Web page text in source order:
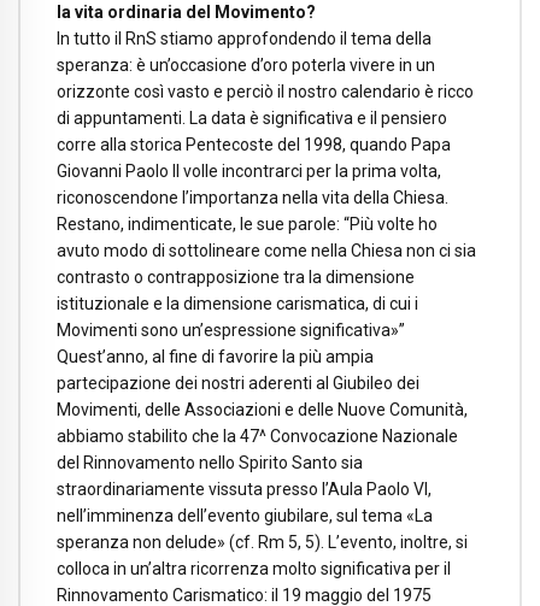
la vita ordinaria del Movimento?
In tutto il RnS stiamo approfondendo il tema della
speranza: è un’occasione d’oro poterla vivere in un
orizzonte così vasto e perciò il nostro calendario è ricco
di appuntamenti. La data è significativa e il pensiero
corre alla storica Pentecoste del 1998, quando Papa
Giovanni Paolo II volle incontrarci per la prima volta,
riconoscendone l’importanza nella vita della Chiesa.
Restano, indimenticate, le sue parole: “Più volte ho
avuto modo di sottolineare come nella Chiesa non ci sia
contrasto o contrapposizione tra la dimensione
istituzionale e la dimensione carismatica, di cui i
Movimenti sono un’espressione significativa»”
Quest’anno, al fine di favorire la più ampia
partecipazione dei nostri aderenti al Giubileo dei
Movimenti, delle Associazioni e delle Nuove Comunità,
abbiamo stabilito che la 47^ Convocazione Nazionale
del Rinnovamento nello Spirito Santo sia
straordinariamente vissuta presso l’Aula Paolo VI,
nell’imminenza dell’evento giubilare, sul tema «La
speranza non delude» (cf. Rm 5, 5). L’evento, inoltre, si
colloca in un’altra ricorrenza molto significativa per il
Rinnovamento Carismatico: il 19 maggio del 1975